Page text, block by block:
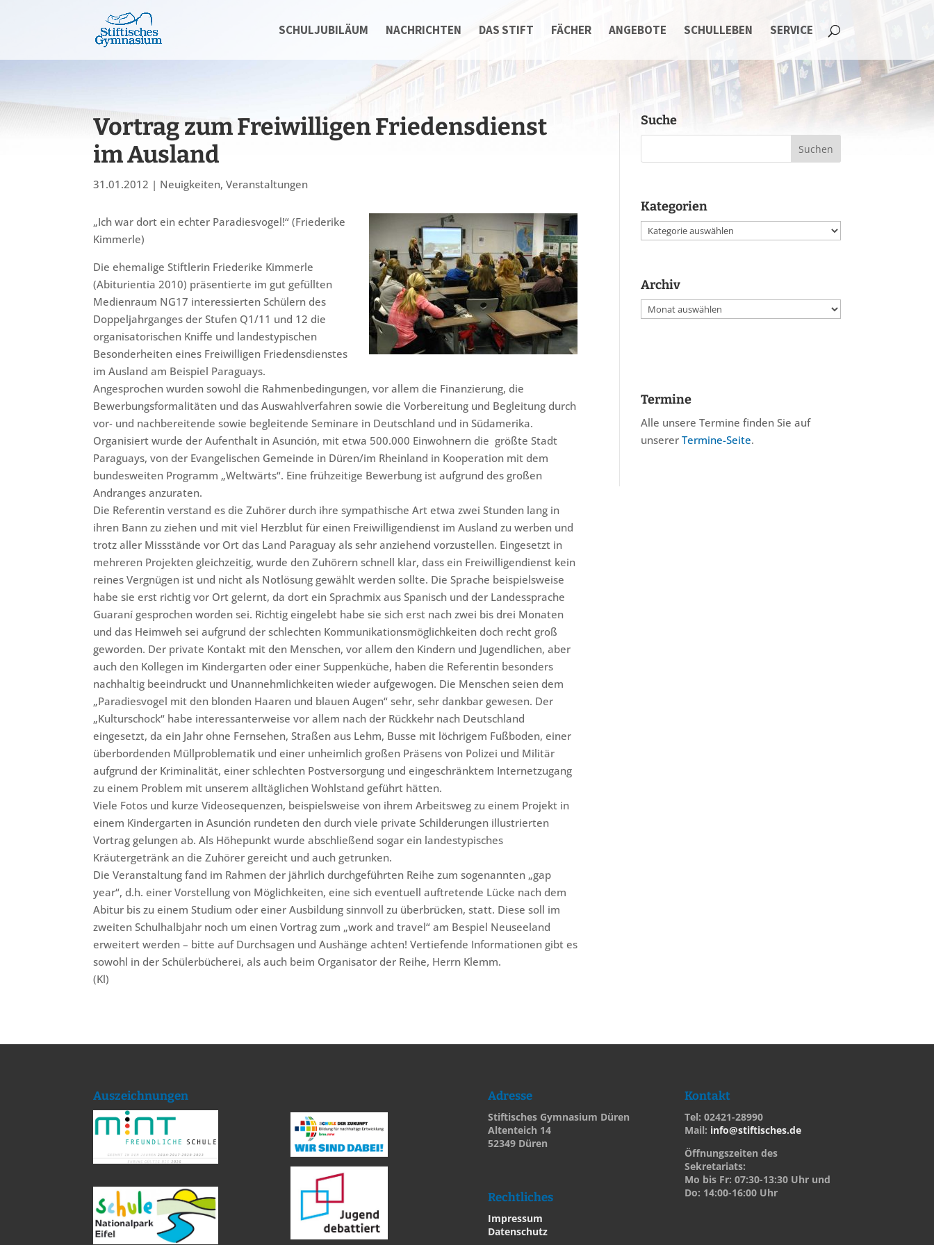
SCHULJUBILÄUM NACHRICHTEN DAS STIFT FÄCHER ANGEBOTE SCHULLEBEN SERVICE
Vortrag zum Freiwilligen Friedensdienst
im Ausland
31.01.2012 | Neuigkeiten,Veranstaltungen
„Ich war dort ein echter Paradiesvogel!“ (Friederike
Kimmerle)
Die ehemalige Stiftlerin Friederike Kimmerle
(Abiturientia 2010) präsentierte im gut gefüllten
Medienraum NG17 interessierten Schülern des
Doppeljahrganges der Stufen Q1/11 und 12 die
organisatorischen Kniffe und landestypischen
Besonderheiten eines Freiwilligen Friedensdienstes
im Ausland am Beispiel Paraguays.
Angesprochen wurden sowohl die Rahmenbedingungen, vor allem die Finanzierung, die
Bewerbungsformalitäten und das Auswahlverfahren sowie die Vorbereitung und Begleitung durch
vor- und nachbereitende sowie begleitende Seminare in Deutschland und in Südamerika.
Organisiert wurde der Aufenthalt in Asunción, mit etwa 500.000 Einwohnern die größte Stadt
Paraguays, von der Evangelischen Gemeinde in Düren/im Rheinland in Kooperation mit dem
bundesweiten Programm „Weltwärts“. Eine frühzeitige Bewerbung ist aufgrund des großen
Andranges anzuraten.
Die Referentin verstand es die Zuhörer durch ihre sympathische Art etwa zwei Stunden lang in
ihren Bann zu ziehen und mit viel Herzblut für einen Freiwilligendienst im Ausland zu werben und
trotz aller Missstände vor Ort das Land Paraguay als sehr anziehend vorzustellen. Eingesetzt in
mehreren Projekten gleichzeitig, wurde den Zuhörern schnell klar, dass ein Freiwilligendienst kein
reines Vergnügen ist und nicht als Notlösung gewählt werden sollte. Die Sprache beispielsweise
habe sie erst richtig vor Ort gelernt, da dort ein Sprachmix aus Spanisch und der Landessprache
Guaraní gesprochen worden sei. Richtig eingelebt habe sie sich erst nach zwei bis drei Monaten
und das Heimweh sei aufgrund der schlechten Kommunikationsmöglichkeiten doch recht groß
geworden. Der private Kontakt mit den Menschen, vor allem den Kindern und Jugendlichen, aber
auch den Kollegen im Kindergarten oder einer Suppenküche, haben die Referentin besonders
nachhaltig beeindruckt und Unannehmlichkeiten wieder aufgewogen. Die Menschen seien dem
„Paradiesvogel mit den blonden Haaren und blauen Augen“ sehr, sehr dankbar gewesen. Der
„Kulturschock“ habe interessanterweise vor allem nach der Rückkehr nach Deutschland
eingesetzt, da ein Jahr ohne Fernsehen, Straßen aus Lehm, Busse mit löchrigem Fußboden, einer
überbordenden Müllproblematik und einer unheimlich großen Präsens von Polizei und Militär
aufgrund der Kriminalität, einer schlechten Postversorgung und eingeschränktem Internetzugang
zu einem Problem mit unserem alltäglichen Wohlstand geführt hätten.
Viele Fotos und kurze Videosequenzen, beispielsweise von ihrem Arbeitsweg zu einem Projekt in
einem Kindergarten in Asunción rundeten den durch viele private Schilderungen illustrierten
Vortrag gelungen ab. Als Höhepunkt wurde abschließend sogar ein landestypisches
Kräutergetränk an die Zuhörer gereicht und auch getrunken.
Die Veranstaltung fand im Rahmen der jährlich durchgeführten Reihe zum sogenannten „gap
year“, d.h. einer Vorstellung von Möglichkeiten, eine sich eventuell auftretende Lücke nach dem
Abitur bis zu einem Studium oder einer Ausbildung sinnvoll zu überbrücken, statt. Diese soll im
zweiten Schulhalbjahr noch um einen Vortrag zum „work and travel“ am Bespiel Neuseeland
erweitert werden – bitte auf Durchsagen und Aushänge achten! Vertiefende Informationen gibt es
sowohl in der Schülerbücherei, als auch beim Organisator der Reihe, Herrn Klemm.
(Kl)
Suche
Kategorien
Kategorien
Archiv
Archiv
Termine
Alle unsere Termine finden Sie auf
unserer Termine-Seite.
Auszeichnungen Adresse
Stiftisches Gymnasium Düren
Altenteich 14
52349 Düren
Rechtliches
Impressum
Datenschutz
Kontakt
Tel: 02421-28990
Mail: info@stiftisches.de
Öffnungszeiten des
Sekretariats:
Mo bis Fr: 07:30-13:30 Uhr und
Do: 14:00-16:00 Uhr